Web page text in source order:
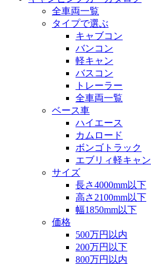
全車両一覧
タイプで選ぶ
キャブコン
バンコン
軽キャン
バスコン
トレーラー
全車両一覧
ベース車
ハイエース
カムロード
ボンゴトラック
エブリィ軽キャン
サイズ
長さ4000mm以下
高さ2100mm以下
幅1850mm以下
価格
500万円以内
200万円以下
800万円以内